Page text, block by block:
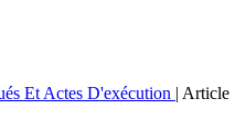
Et Actes D'exécution | Article